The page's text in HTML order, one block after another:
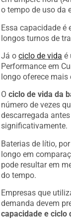
o tempo de uso da
Essa capacidade é
longos turnos de
Já ociclo de vida é
Performance em
longo oferece mais
Ociclo de vida da
número de vezes
descarregada
significativamente.
Baterias de lítio,
longo em
pode resultar em
do tempo.
Empresas que
demanda devem
capacidade e ciclo